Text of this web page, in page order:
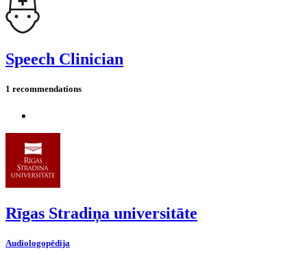
Speech Clinician
1 recommendations
Rīgas Stradiņa universitāte
Audiologopēdija